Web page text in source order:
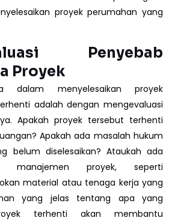
proyek perumahan yang
Penyebab
Proyek
dalam menyelesaikan proyek
adalah dengan mengevaluasi
Apakah proyek tersebut terhenti
Apakah ada masalah hukum
belum diselesaikan? Ataukah ada
manajemen proyek, seperti
material atau tenaga kerja yang
yang jelas tentang apa yang
terhenti akan membantu